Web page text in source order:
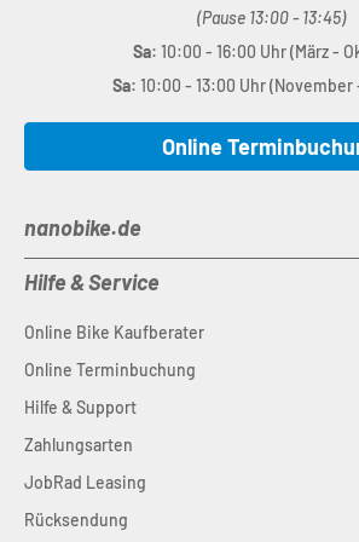
(Pause 13:00 - 13:45)
Sa: 10:00 - 16:00 Uhr (März -
Sa: 10:00 - 13:00 Uhr (November
Online
nanobike.de
Hilfe & Service
Online Bike Kaufberater
Online Terminbuchung
Hilfe & Support
Zahlungsarten
JobRad Leasing
Rücksendung